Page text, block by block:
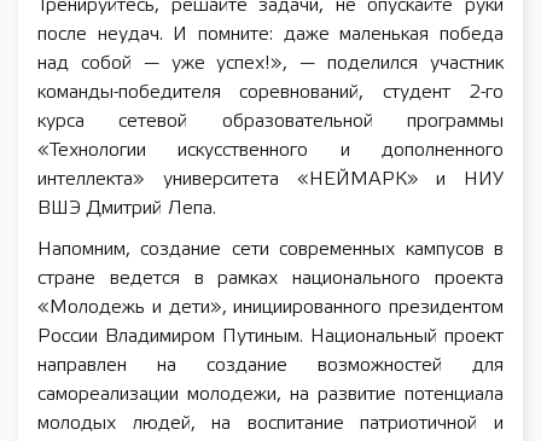
Тренируйтесь, решайте задачи, не опускайте руки
после неудач. И помните: даже маленькая победа
над собой — уже успех!», — поделился участник
команды-победителя соревнований, студент 2-го
курса сетевой образовательной программы
«Технологии искусственного и дополненного
интеллекта» университета «НЕЙМАРК» и НИУ
ВШЭ Дмитрий Лепа.
Напомним, создание сети современных кампусов в
стране ведется в рамках национального проекта
«Молодежь и дети», инициированного президентом
России Владимиром Путиным. Национальный проект
направлен на создание возможностей для
самореализации молодежи, на развитие потенциала
молодых людей, на воспитание патриотичной и